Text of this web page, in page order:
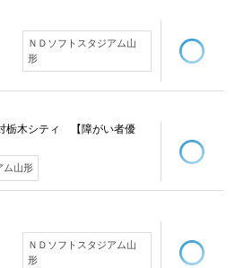
ＮＤソフトスタジアム山
形
栃木シティ 【障がい者優
ム山形
ＮＤソフトスタジアム山
形